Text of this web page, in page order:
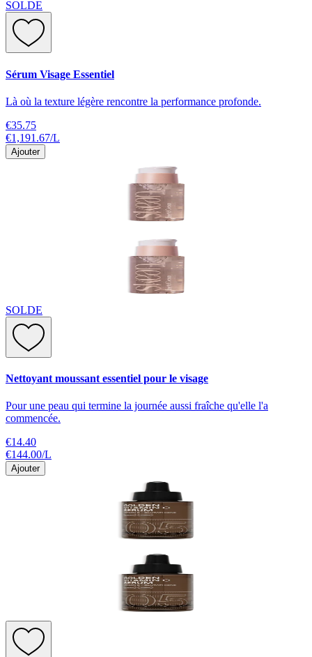
SOLDE
Sérum Visage Essentiel
Là où la texture légère rencontre la performance profonde.
€35.75
€1,191.67/L
Ajouter
SOLDE
Nettoyant moussant essentiel pour le visage
Pour une peau qui termine la journée aussi fraîche qu'elle l'a
commencée.
€14.40
€144.00/L
Ajouter